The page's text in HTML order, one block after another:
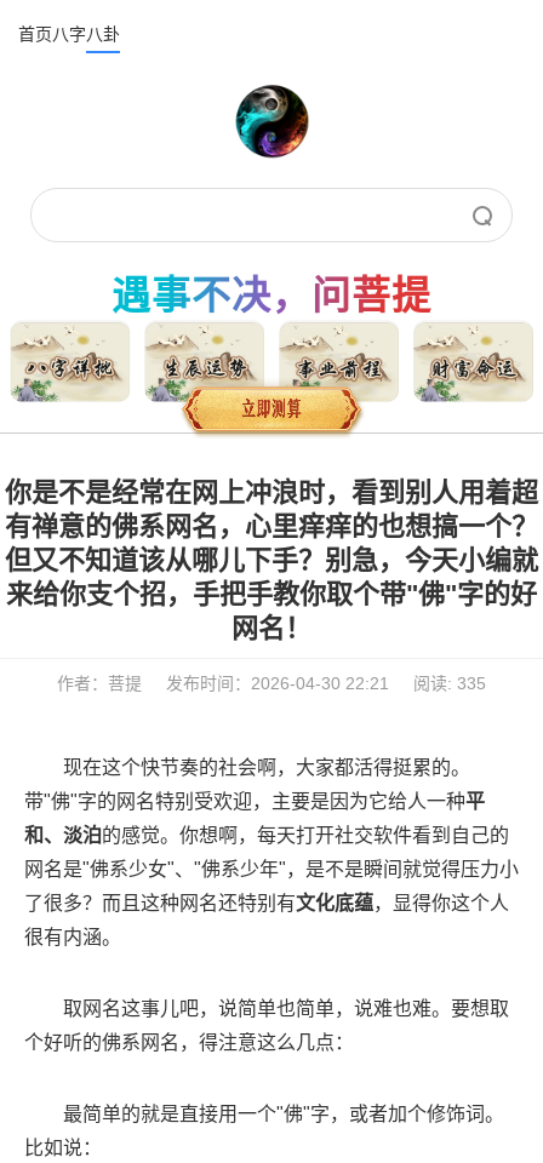
首页八字八卦
遇事不决，问菩提
你是不是经常在网上冲浪时，看到别人用着超
有禅意的佛系网名，心里痒痒的也想搞一个？
但又不知道该从哪儿下手？别急，今天小编就
来给你支个招，手把手教你取个带"佛"字的好
网名！
作者：菩提 发布时间：2026-04-30 22:21 阅读: 335
现在这个快节奏的社会啊，大家都活得挺累的。
带"佛"字的网名特别受欢迎，主要是因为它给人一种平
和、淡泊的感觉。你想啊，每天打开社交软件看到自己的
网名是"佛系少女"、"佛系少年"，是不是瞬间就觉得压力小
了很多？而且这种网名还特别有文化底蕴，显得你这个人
很有内涵。
取网名这事儿吧，说简单也简单，说难也难。要想取
个好听的佛系网名，得注意这么几点：
最简单的就是直接用一个"佛"字，或者加个修饰词。
比如说：